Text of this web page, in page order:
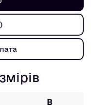
B